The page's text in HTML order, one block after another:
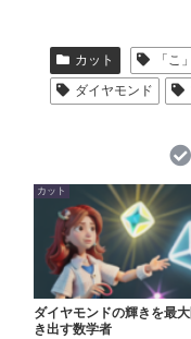
カット 「こ」
ダイヤモンド
カット
ダイヤモンドの輝きを最大
き出す数学者